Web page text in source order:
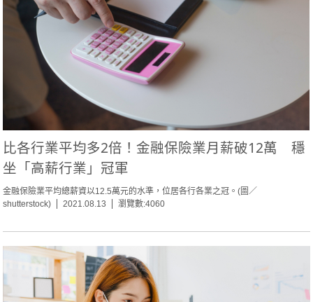
比各行業平均多2倍！金融保險業月薪破12萬 穩
坐「高薪行業」冠軍
金融保險業平均總薪資以12.5萬元的水準，位居各行各業之冠。(圖／
shutterstock)
2021.08.13 瀏覽數:4060